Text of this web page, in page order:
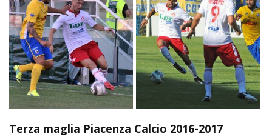
Terza maglia Piacenza Calcio 2016-2017